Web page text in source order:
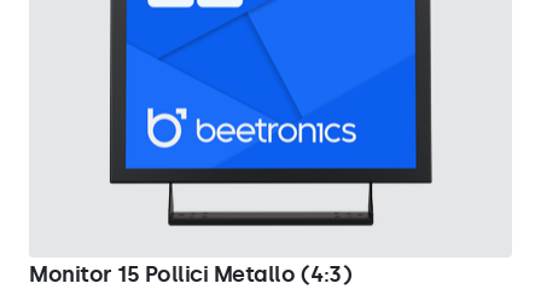
Monitor 15 Pollici Metallo (4:3)